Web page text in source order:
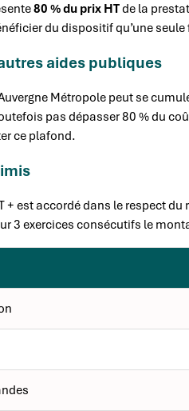
80 % du prix HTde la
du dispositif qu’une seule
aides publiques
Métropole peut se
pas dépasser 80 % du
ce plafond.
+ est accordé dans le respect
3 exercices consécutifs le